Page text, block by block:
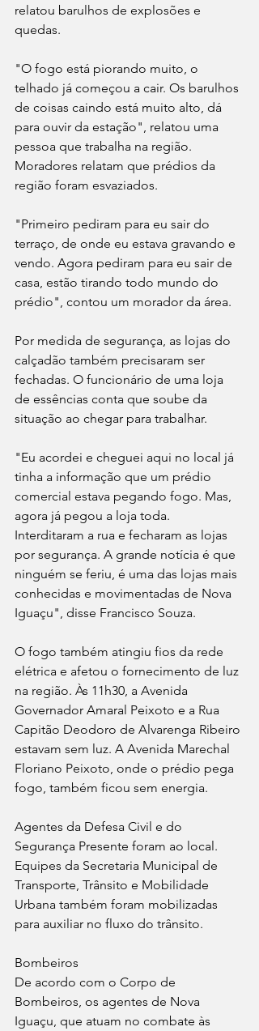
relatou barulhos de explosões e
quedas.
"O fogo está piorando muito, o
telhado já começou a cair. Os barulhos
de coisas caindo está muito alto, dá
para ouvir da estação", relatou uma
pessoa que trabalha na região.
Moradores relatam que prédios da
região foram esvaziados.
"Primeiro pediram para eu sair do
terraço, de onde eu estava gravando e
vendo. Agora pediram para eu sair de
casa, estão tirando todo mundo do
prédio", contou um morador da área.
Por medida de segurança, as lojas do
calçadão também precisaram ser
fechadas. O funcionário de uma loja
de essências conta que soube da
situação ao chegar para trabalhar.
"Eu acordei e cheguei aqui no local já
tinha a informação que um prédio
comercial estava pegando fogo. Mas,
agora já pegou a loja toda.
Interditaram a rua e fecharam as lojas
por segurança. A grande notícia é que
ninguém se feriu, é uma das lojas mais
conhecidas e movimentadas de Nova
Iguaçu", disse Francisco Souza.
O fogo também atingiu fios da rede
elétrica e afetou o fornecimento de luz
na região. Às 11h30, a Avenida
Governador Amaral Peixoto e a Rua
Capitão Deodoro de Alvarenga Ribeiro
estavam sem luz. A Avenida Marechal
Floriano Peixoto, onde o prédio pega
fogo, também ficou sem energia.
Agentes da Defesa Civil e do
Segurança Presente foram ao local.
Equipes da Secretaria Municipal de
Transporte, Trânsito e Mobilidade
Urbana também foram mobilizadas
para auxiliar no fluxo do trânsito.
Bombeiros
De acordo com o Corpo de
Bombeiros, os agentes de Nova
Iguaçu, que atuam no combate às